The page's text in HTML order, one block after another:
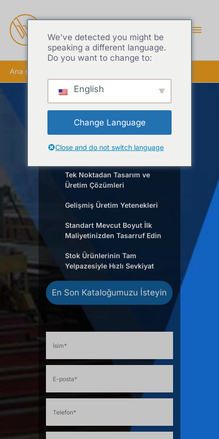
ANA
Ana sayfa
4040 Alüminyum
Ekstrüzyon
Tek Noktadan Tasarım ve
Üretim Çözümleri
Gelişmiş Üretim Yetenekleri
Standart Mevcut Boyut İlk
Maliyetinizden Tasarruf Edin
Stok Ürünlerinin Tam
Yelpazesiyle Hızlı Sevkiyat
En Son Kataloğumuzu İsteyin
We've detected you might be
speaking a different language.
Do you want to change to:
English
Change Language
Close and do not switch language